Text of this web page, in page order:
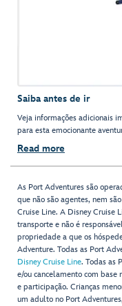
Saiba antes de ir
Veja informações adicionais
para esta emocionante
Read more
As Port Adventures são
que não são agentes, nem
Cruise Line. A Disney Cruise
transporte e não é
propriedade a que os
Adventure. Todas as Port
Disney Cruise Line. Todas as
e/ou cancelamento com base
e participação. Crianças
um adulto no Port